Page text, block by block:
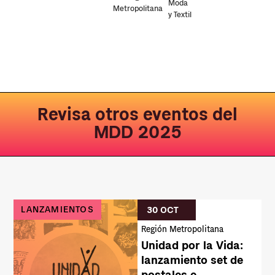
Metropolitana Moda
y Textil
Revisa otros eventos del
MDD 2025
LANZAMIENTOS 30 OCT
Región Metropolitana
Unidad por la Vida:
lanzamiento set de